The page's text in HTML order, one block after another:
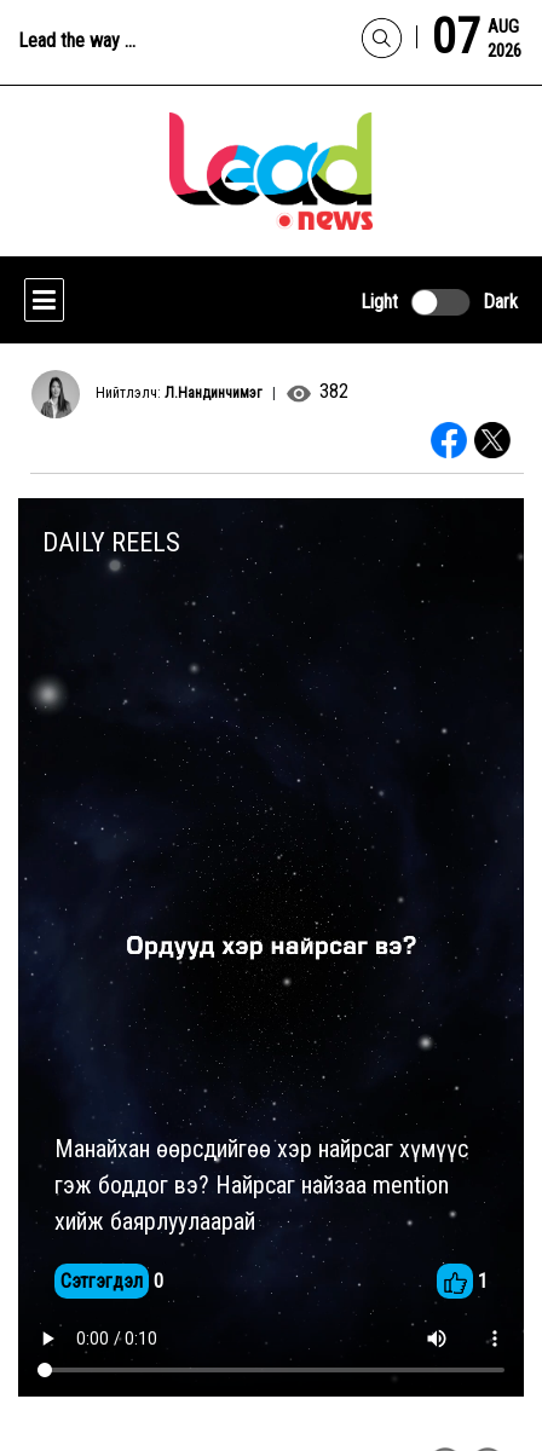
Lead the way ... 07 2026
AUG
Light Dark
Нийтлэлч: Л.Нандинчимэг| 382
DAILY REELS
Манайхан өөрсдийгөө хэр найрсаг хүмүүс
гэж боддог вэ? Найрсаг найзаа mention
хийж баярлуулаарай
Сэтгэгдэл 0 1